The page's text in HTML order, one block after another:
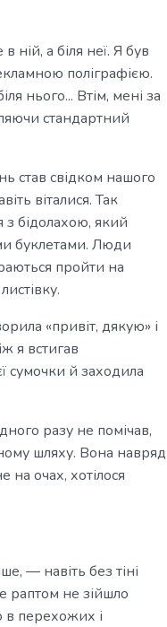
ній, а біля неї. Я був
поліграфією.
нього... Втім, мені за
стандартний
став свідком нашого
віталися. Так
з бідолахою, який
буклетами. Люди
пройти на
«привіт, дякую» і
я встигав
сумочки й заходила
разу не помічав,
шляху. Вона навряд
на очах, хотілося
— навіть без тіні
раптом не зійшло
в перехожих і